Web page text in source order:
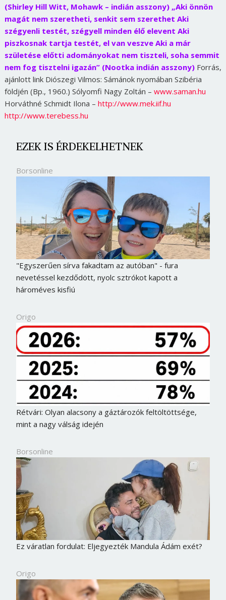
(Shirley Hill Witt, Mohawk – indián asszony) „Aki önnön
magát nem szeretheti, senkit sem szerethet Aki
szégyenli testét, szégyell minden élő elevent Aki
piszkosnak tartja testét, el van veszve Aki a már
születése előtti adományokat nem tiszteli, soha semmit
nem fog tisztelni igazán” (Nootka indián asszony)Forrás,
ajánlott link Diószegi Vilmos: Sámánok nyomában Szibéria
földjén (Bp., 1960.) Sólyomfi Nagy Zoltán – www.saman.hu
Horváthné Schmidt Ilona – http://www.mek.iif.hu
http://www.terebess.hu
EZEK IS ÉRDEKELHETNEK
Borsonline
"Egyszerűen sírva fakadtam az autóban" - fura
nevetéssel kezdődött, nyolc sztrókot kapott a
hároméves kisfiú
Origo
Rétvári: Olyan alacsony a gáztározók feltöltöttsége,
mint a nagy válság idején
Borsonline
Ez váratlan fordulat: Eljegyezték Mandula Ádám exét?
Origo